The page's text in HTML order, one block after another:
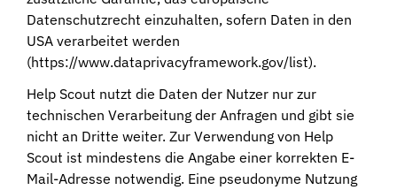
Datenschutzrecht einzuhalten, sofern Daten in den
USA verarbeitet werden
(https://www.dataprivacyframework.gov/list).
Help Scout nutzt die Daten der Nutzer nur zur
technischen Verarbeitung der Anfragen und gibt sie
nicht an Dritte weiter. Zur Verwendung von Help
Scout ist mindestens die Angabe einer korrekten E-
Mail-Adresse notwendig. Eine pseudonyme Nutzung